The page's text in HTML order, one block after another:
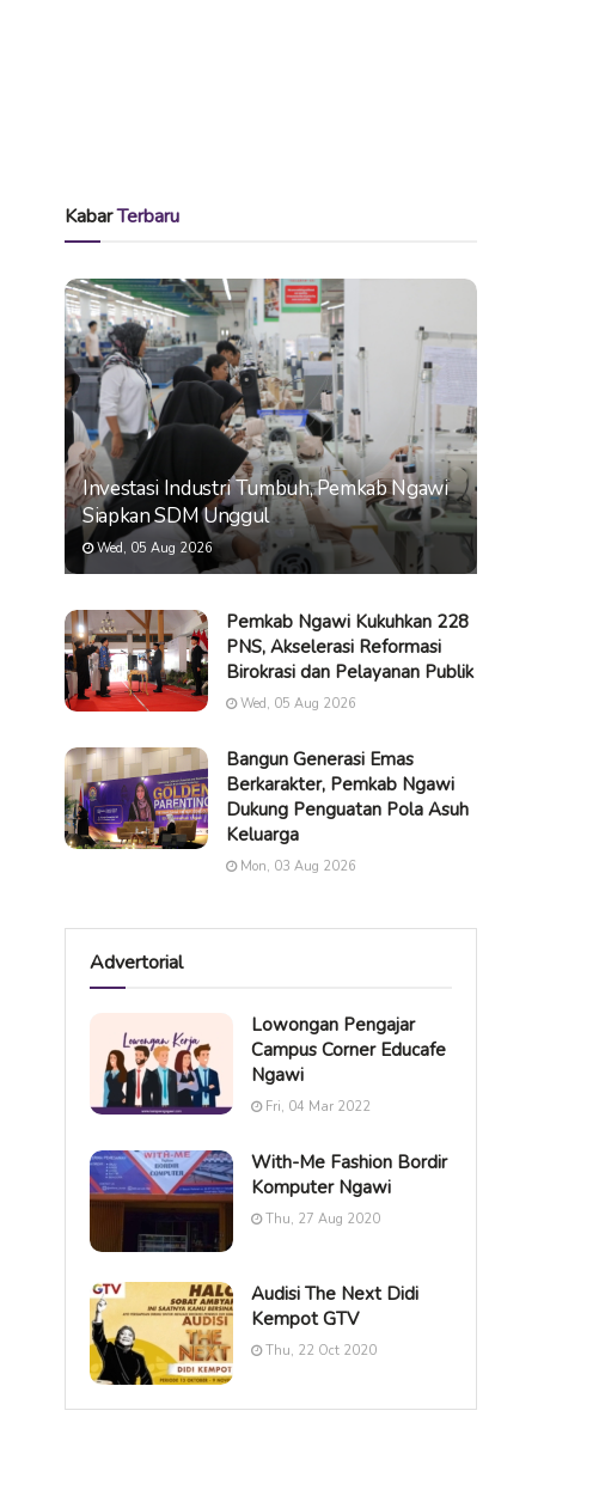
KabarTerbaru
Investasi Industri Tumbuh, Pemkab Ngawi
Siapkan SDM Unggul
Wed, 05 Aug 2026
Pemkab Ngawi Kukuhkan 228
PNS, Akselerasi Reformasi
Birokrasi dan Pelayanan Publik
Wed, 05 Aug 2026
Bangun Generasi Emas
Berkarakter, Pemkab Ngawi
Dukung Penguatan Pola Asuh
Keluarga
Mon, 03 Aug 2026
Advertorial
Lowongan Pengajar
Campus Corner Educafe
Ngawi
Fri, 04 Mar 2022
With-Me Fashion Bordir
Komputer Ngawi
Thu, 27 Aug 2020
Audisi The Next Didi
Kempot GTV
Thu, 22 Oct 2020